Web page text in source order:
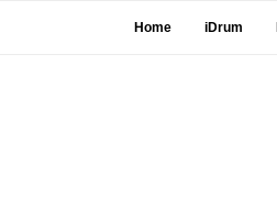
Home iDrum